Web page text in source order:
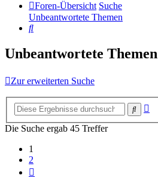
Foren-Übersicht Suche
Unbeantwortete Themen
Suche
Unbeantwortete Themen
Zur erweiterten Suche
Suche
Die Suche ergab 45 Treffer
1
2